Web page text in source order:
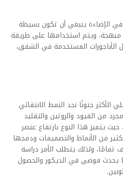
في الإضاءة ينبغي أن تكون بسيطة
مبهجة، ويتم استخدامها على طريقة
الأباجورات المستخدمة في الشقق،
الأكثر جنونًا نجد النمط الانتقائي
من القيود والروتين والتقليد
يتميز هذا النوع بارتفاع عنصر
من الأنماط والتصميمات ودمجها
ولذلك يتطلب الأمر دراسة
يحدث فوضى في الديكور والحصول